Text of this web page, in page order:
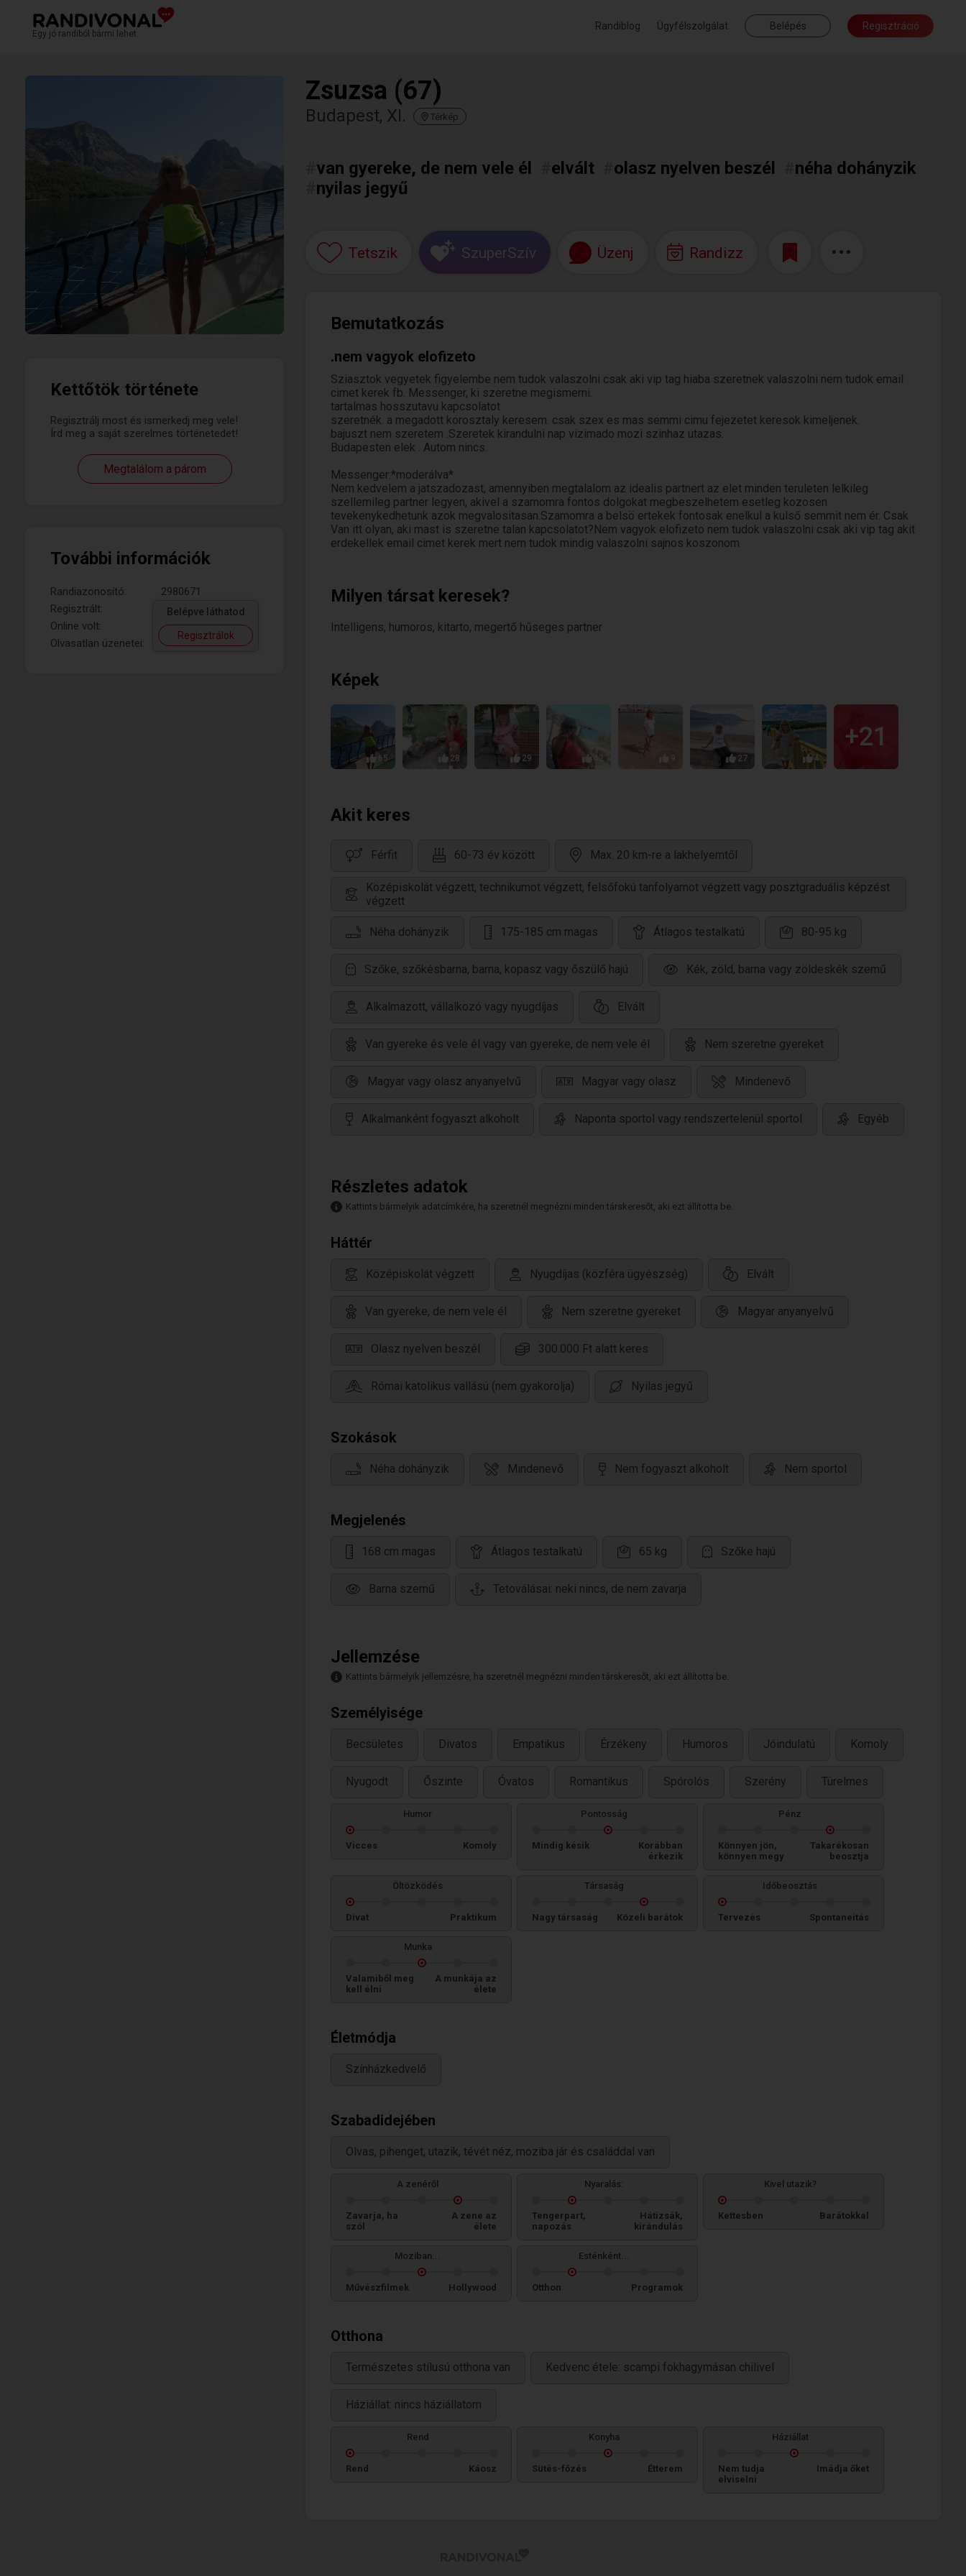
Egy jó randiból bármi lehet.
Randiblog Ügyfélszolgálat Belépés Regisztráció
Kettőtök története
Regisztrálj most és ismerkedj meg vele!
Írd meg a saját szerelmes történetedet!
Megtalálom a párom
További információk
Randiazonosító:
2980671
Regisztrált:
Online volt:
Olvasatlan üzenetei:
Belépve láthatod
Regisztrálok
Zsuzsa (67)
Budapest, XI. Térkép
van gyereke, de nem vele él elvált olasz nyelven beszél
néha dohányzik
nyilas jegyű
Tetszik SzuperSzív Üzenj Randizz
Bemutatkozás
.nem vagyok elofizeto
Sziasztok vegyetek figyelembe nem tudok valaszolni csak aki vip tag hiaba szeretnek valaszolni nem tudok email
cimet kerek fb. Messenger, ki szeretne megismerni.
tartalmas hosszutavu kapcsolatot
szeretnék. a megadott korosztaly keresem. csak szex es mas semmi cimu fejezetet keresok kimeljenek.
bajuszt nem szeretem .Szeretek kirandulni nap vizimado mozi szinhaz utazas.
Budapesten elek . Autom nincs.
Messenger:*moderálva*
Nem kedvelem a jatszadozast, amennyiben megtalalom az idealis partnert az elet minden teruleten lelkileg
szellemileg partner legyen, akivel a szamomra fontos dolgokat megbeszelhetem esetleg kozosen
tevekenykedhetunk azok megvalositasan.Szamomra a belsö ertekek fontosak enelkul a kulső semmit nem ér. Csak
Van itt olyan, aki mast is szeretne talan kapcsolatot?Nem vagyok elofizeto nem tudok valaszolni csak aki vip tag akit
erdekellek email cimet kerek mert nem tudok mindig valaszolni sajnos koszonom
Milyen társat keresek?
Intelligens, humoros, kitarto, megertő hűseges partner
Képek
65 28 29 42 9 27 4
+21
Akit keres
Férfit 60-73 év között Max. 20 km-re a lakhelyemtől
Középiskolát végzett, technikumot végzett, felsőfokú tanfolyamot végzett vagy posztgraduális képzést
végzett
Néha dohányzik 175-185 cm magas Átlagos testalkatú 80-95 kg
Szőke, szőkésbarna, barna, kopasz vagy őszülő hajú Kék, zöld, barna vagy zöldeskék szemű
Alkalmazott, vállalkozó vagy nyugdíjas Elvált
Van gyereke és vele él vagy van gyereke, de nem vele él Nem szeretne gyereket
Magyar vagy olasz anyanyelvű Magyar vagy olasz Mindenevő
Alkalmanként fogyaszt alkoholt Naponta sportol vagy rendszertelenül sportol Egyéb
Részletes adatok
Kattints bármelyik adatcímkére, ha szeretnél megnézni minden társkeresőt, aki ezt állította be.
Háttér
Középiskolát végzett Nyugdíjas (közféra ügyészség) Elvált
Van gyereke, de nem vele él Nem szeretne gyereket Magyar anyanyelvű
Olasz nyelven beszél 300.000 Ft alatt keres
Római katolikus vallású (nem gyakorolja) Nyilas jegyű
Szokások
Néha dohányzik Mindenevő Nem fogyaszt alkoholt Nem sportol
Megjelenés
168 cm magas Átlagos testalkatú 65 kg Szőke hajú
Barna szemű Tetoválásai: neki nincs, de nem zavarja
Jellemzése
Kattints bármelyik jellemzésre, ha szeretnél megnézni minden társkeresőt, aki ezt állította be.
Személyisége
Becsületes Divatos Empatikus Érzékeny Humoros Jóindulatú Komoly
Nyugodt Őszinte Óvatos Romantikus Spórolós Szerény Türelmes
Humor
Vicces Komoly
Pontosság
Mindig késik
Korábban
érkezik
Pénz
Könnyen jön,
könnyen megy
Takarékosan
beosztja
Öltözködés
Divat Praktikum
Társaság
Nagy társaság Közeli barátok
Időbeosztás
Tervezés Spontaneitás
Munka
Valamiből meg
kell élni
A munkája az
élete
Életmódja
Színházkedvelő
Szabadidejében
Olvas, pihenget, utazik, tévét néz, moziba jár és családdal van
A zenéről
Zavarja, ha
szól
A zene az
élete
Nyaralás:
Tengerpart,
napozás
Hátizsák,
kirándulás
Kivel utazik?
Kettesben Barátokkal
Moziban...
Művészfilmek Hollywood
Esténként...
Otthon Programok
Otthona
Természetes stílusú otthona van Kedvenc étele: scampi fokhagymásan chilivel
Háziállat: nincs háziállatom
Rend
Rend Káosz
Konyha
Sütés-főzés Étterem
Háziállat
Nem tudja
elviselni
Imádja őket